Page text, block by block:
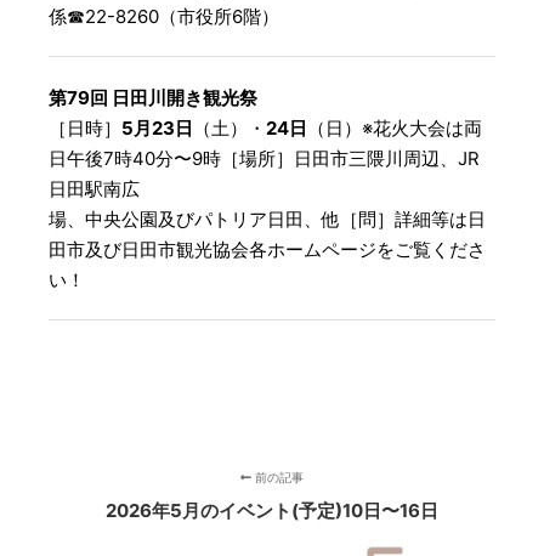
係☎︎22-8260（市役所6階）
第79回 日田川開き観光祭
［日時］ 5月23日 （土）・ 24日 （日）※花火大会は両
日午後7時40分〜9時［場所］日田市三隈川周辺、JR
日田駅南広
場、中央公園及びパトリア日田、他［問］詳細等は日
田市及び日田市観光協会各ホームページをご覧くださ
い！
前の記事
2026年5月のイベント(予定)10日〜16日